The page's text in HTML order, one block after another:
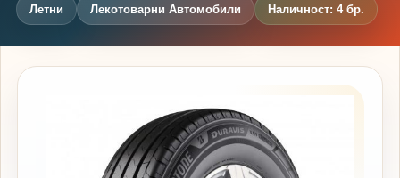
Летни Лекотоварни Автомобили Наличност: 4 бр.